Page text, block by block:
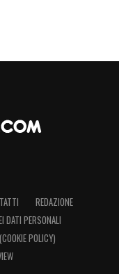
REDAZIONE
DATI PERSONALI
POLICY)